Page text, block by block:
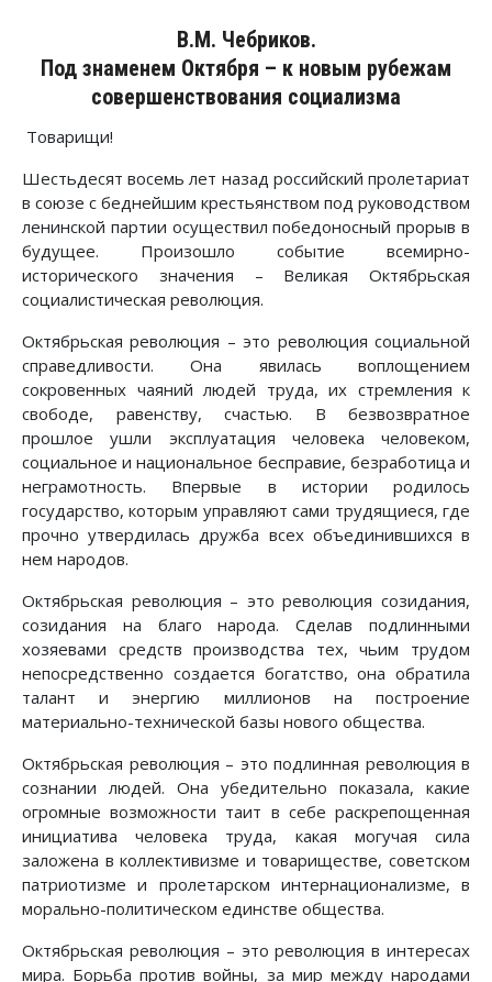
В.М. Чебриков.
Под знаменем Октября – к новым рубежам
совершенствования социализма
Товарищи!
Шестьдесят восемь лет назад российский пролетариат
в союзе с беднейшим крестьянством под руководством
ленинской партии осуществил победоносный прорыв в
будущее. Произошло событие всемирно-
исторического значения – Великая Октябрьская
социалистическая революция.
Октябрьская революция – это революция социальной
справедливости. Она явилась воплощением
сокровенных чаяний людей труда, их стремления к
свободе, равенству, счастью. В безвозвратное
прошлое ушли эксплуатация человека человеком,
социальное и национальное бесправие, безработица и
неграмотность. Впервые в истории родилось
государство, которым управляют сами трудящиеся, где
прочно утвердилась дружба всех объединившихся в
нем народов.
Октябрьская революция – это революция созидания,
созидания на благо народа. Сделав подлинными
хозяевами средств производства тех, чьим трудом
непосредственно создается богатство, она обратила
талант и энергию миллионов на построение
материально-технической базы нового общества.
Октябрьская революция – это подлинная революция в
сознании людей. Она убедительно показала, какие
огромные возможности таит в себе раскрепощенная
инициатива человека труда, какая могучая сила
заложена в коллективизме и товариществе, советском
патриотизме и пролетарском интернационализме, в
морально-политическом единстве общества.
Октябрьская революция – это революция в интересах
мира. Борьба против войны, за мир между народами